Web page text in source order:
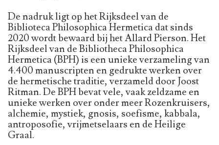
De nadruk ligt op het Rijksdeel van de
Biblioteca Philosophica Hermetica dat sinds
2020 wordt bewaard bij het Allard Pierson. Het
Rijksdeel van de Bibliotheca Philosophica
Hermetica (BPH) is een unieke verzameling van
4.400 manuscripten en gedrukte werken over
de hermetische traditie, verzameld door Joost
Ritman. De BPH bevat vele, vaak zeldzame en
unieke werken over onder meer Rozenkruisers,
alchemie, mystiek, gnosis, soefisme, kabbala,
antroposofie, vrijmetselaars en de Heilige
Graal.